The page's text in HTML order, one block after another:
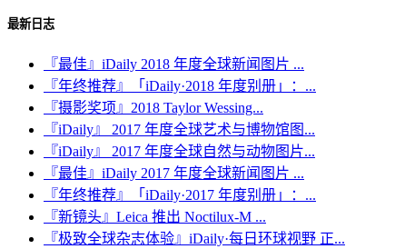
最新日志
『最佳』iDaily 2018 年度全球新闻图片 ...
『年终推荐』「iDaily·2018 年度别册」：...
『摄影奖项』2018 Taylor Wessing...
『iDaily』 2017 年度全球艺术与博物馆图...
『iDaily』 2017 年度全球自然与动物图片...
『最佳』iDaily 2017 年度全球新闻图片 ...
『年终推荐』「iDaily·2017 年度别册」：...
『新镜头』Leica 推出 Noctilux-M ...
『极致全球杂志体验』iDaily·每日环球视野 正...